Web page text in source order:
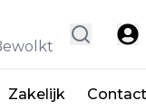
Zakelijk Contact